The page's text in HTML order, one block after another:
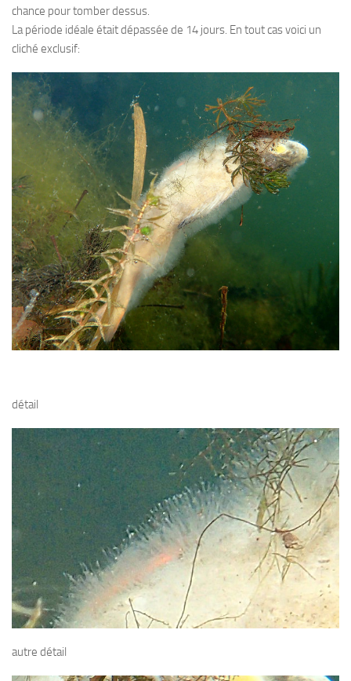
Responsables
Fosse
APNEE
SORTIES
Sorties 2026
Sorties 2025
Sorties 2024
Sorties 2023
Sorties 2022
Sorties 2021
Sorties 2020
Sorties 2019
Sorties 2015
Sorties 2014
BIO SUB
Environnement et Biologie Sub
Formations
Lac Merveilleux
AUDIOVISUEL
Photo
Vidéo
Peinture
chance pour tomber dessus.
La période idéale était dépassée de 14 jours. En tout cas voici un
cliché exclusif:
détail
autre détail